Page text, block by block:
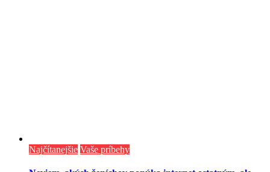
Najčítanejšie Vaše príbehy